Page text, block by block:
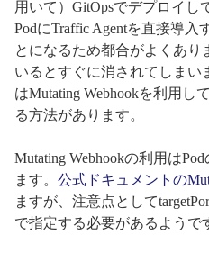
用いて）GitOpsでデプロイし
PodにTraffic Agentを直接導入
とになるため都合がよくあり
いるとすぐに消されてしま
はMutating Webhookを利用し
る方法があります。
Mutating Webhookの利用は
ます。 公式ドキュメントの
ますが、注意点として
で指定する必要があるようで